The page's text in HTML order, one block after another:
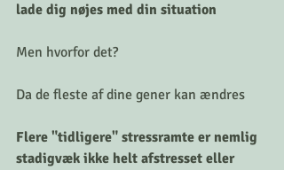
lade dig nøjes med din situation
Men hvorfor det?
Da de fleste af dine gener kan ændres
Flere "tidligere" stressramte er nemlig
stadigvæk ikke helt afstresset eller